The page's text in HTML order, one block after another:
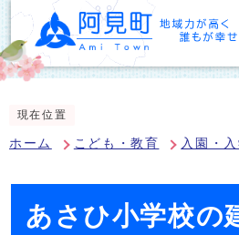
現在位置
ホーム こども・教育 入園・
あさひ小学校の